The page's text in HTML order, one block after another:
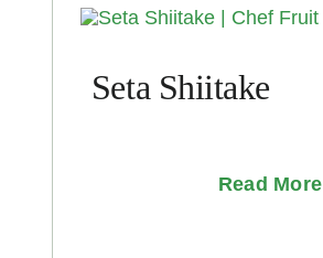
Seta Shiitake
Read More